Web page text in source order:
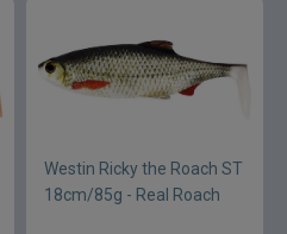
Westin Ricky the Roach ST
18cm/85g - Real Roach